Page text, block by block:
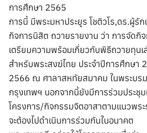
การศึกษา 2565
การนี้ มีพระมหาประยูร โชติวโร,ดร.ผู้รั
กิจการนิสิต ถวายรายงาน ว่า การจัด
เตรียมความพร้อมเกี่ยวกับพิธีถวายทุนเ
สำหรับพระสงฆ์ไทย ประจำปีการศึกษา
2566 ณ ศาลาสหทัยสมาคม ในพระบรม
กรุงเทพฯ นอกจากนี้ยังมีการร่วมประชุ
โครงการ/กิจกรรมจิตอาสาตามแนวพร
จะต้องไปดำเนินการร่วมกันในอนาคต